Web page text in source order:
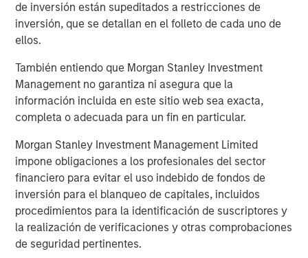
de inversión están supeditados a restricciones de
inversión, que se detallan en el folleto de cada uno de
ellos.
También entiendo que Morgan Stanley Investment
Management no garantiza ni asegura que la
información incluida en este sitio web sea exacta,
completa o adecuada para un fin en particular.
Morgan Stanley Investment Management Limited
impone obligaciones a los profesionales del sector
financiero para evitar el uso indebido de fondos de
inversión para el blanqueo de capitales, incluidos
procedimientos para la identificación de suscriptores y
la realización de verificaciones y otras comprobaciones
de seguridad pertinentes.
World 50 CEO Ken Davis, added: “We are extremely
excited for the growth opportunities ahead at World 50
MSCP team to deliver a differentiated experience for our
members.”
Baird acted as lead transaction advisor to MSCP on the
related advice to MSCP, and Debevoise & Plimpton served
as legal advisor to MSCP.
About World 50
Headquartered in Atlanta, GA, World 50 is a leading peer
to peer community for CEOs, board directors, C-suite
executives, and emerging enterprise leaders at globally